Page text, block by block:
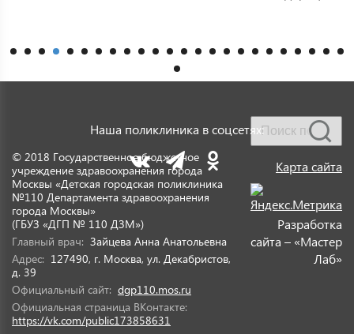
© 2018 Государственное бюджетное
учреждение здравоохранения города
Москвы «Детская городская поликлиника
№110 Департамента здравоохранения
города Москвы»
(ГБУЗ «ДГП № 110 ДЗМ»)
Главный врач: Зайцева Анна Анатольевна
Адрес: 127490, г. Москва, ул. Декабристов,
д. 39
Официальный сайт: dgp110.mos.ru
Официальная страница ВКонтакте:
https://vk.com/public173858631
Наша поликлиника в соцсетях:
Карта сайта
Разработка
сайта – «Мастер
Лаб»